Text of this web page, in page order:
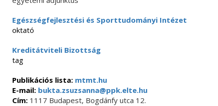
Egészségfejlesztési és Sporttudományi Intézet
oktató
Kreditátviteli Bizottság
tag
Publikációs lista: mtmt.hu
E-mail: bukta.zsuzsanna@ppk.elte.hu
Cím: 1117 Budapest, Bogdánfy utca 12.